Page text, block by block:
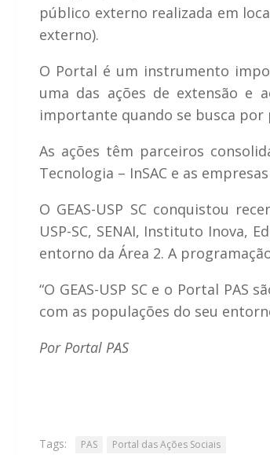
público externo realizada em
externo).
O Portal é um instrumento
uma das ações de extensão e
importante quando se busca por
As ações têm parceiros
Tecnologia – InSAC e as
O GEAS-USP SC conquistou
USP-SC, SENAI, Instituto Inova,
entorno da Área 2. A
“O GEAS-USP SC e o Portal
com as populações do seu
Por Portal PAS
Tags: PAS Portal das Ações Sociais